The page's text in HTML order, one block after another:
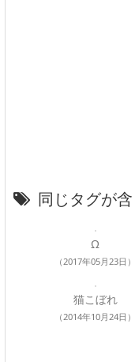
同じタグが
Ω
（2017年05月23日）
猫こぼれ
（2014年10月24日）